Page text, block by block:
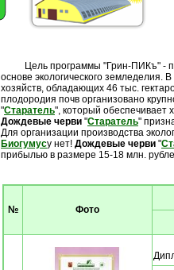
Цель программы "Грин-ПИКъ" -
основе экологического
хозяйств, обладающих 46 тыс.
плодородия почв организовано
"Старатель", который обеспечивает
Дождевые черви "Старатель"
Для организации производства
Биогумусу нет! Дождевые черви "
прибылью в размере 15-18 млн.
№ Фото